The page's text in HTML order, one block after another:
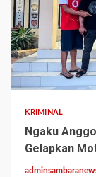
2 min read
KRIMINAL
Ngaku
Gelapkan